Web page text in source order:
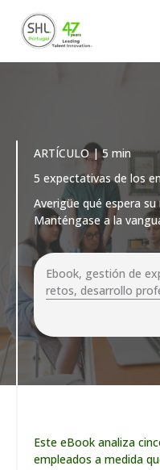
contenido
ARTÍCULO | 5 min
5 expectativas de los
Averigüe qué espera
Manténgase a la
Ebook, gestión de
retos, desarrollo
Este eBook analiza
empleados a medida